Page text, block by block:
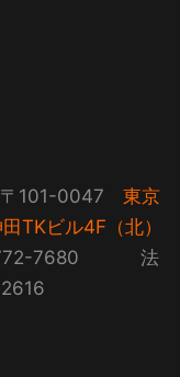
〒101-0047 東京
TKビル4F（北）
5772-7680 法